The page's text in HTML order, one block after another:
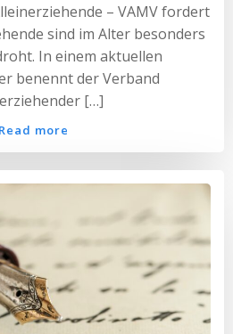
– VAMV fordert
sind im Alter besonders
In einem aktuellen
benennt der Verband
[…]
Read more